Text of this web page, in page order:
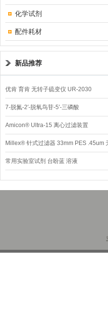
化学试剂
配件耗材
新品推荐
优肯 育肯 无转子硫变仪 UR-2030
7-脱氮-2′-脱氧鸟苷-5′-三磷酸
Amicon® Ultra-15 离心过滤装置
Millex® 针式过滤器 33mm PES .45um
菌
常用实验室试剂 台盼蓝 溶液